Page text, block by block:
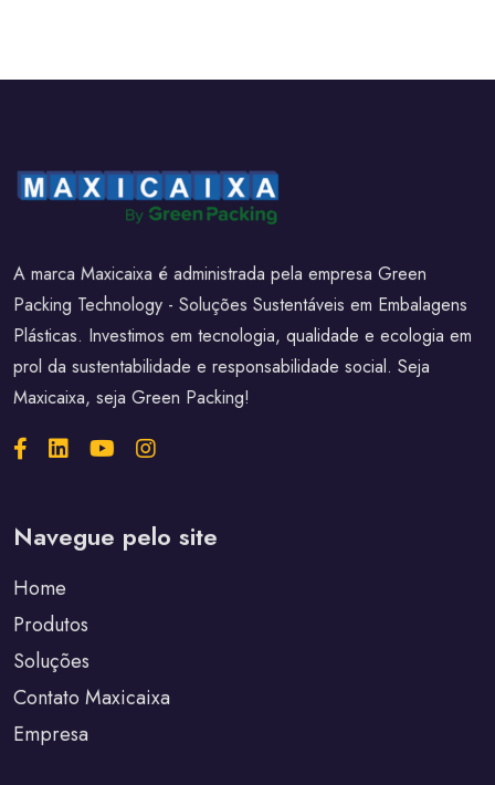
A marca Maxicaixa é administrada pela empresa Green
Packing Technology - Soluções Sustentáveis em Embalagens
Plásticas. Investimos em tecnologia, qualidade e ecologia em
prol da sustentabilidade e responsabilidade social. Seja
Maxicaixa, seja Green Packing!
Navegue pelo site
Home
Produtos
Soluções
Contato Maxicaixa
Empresa